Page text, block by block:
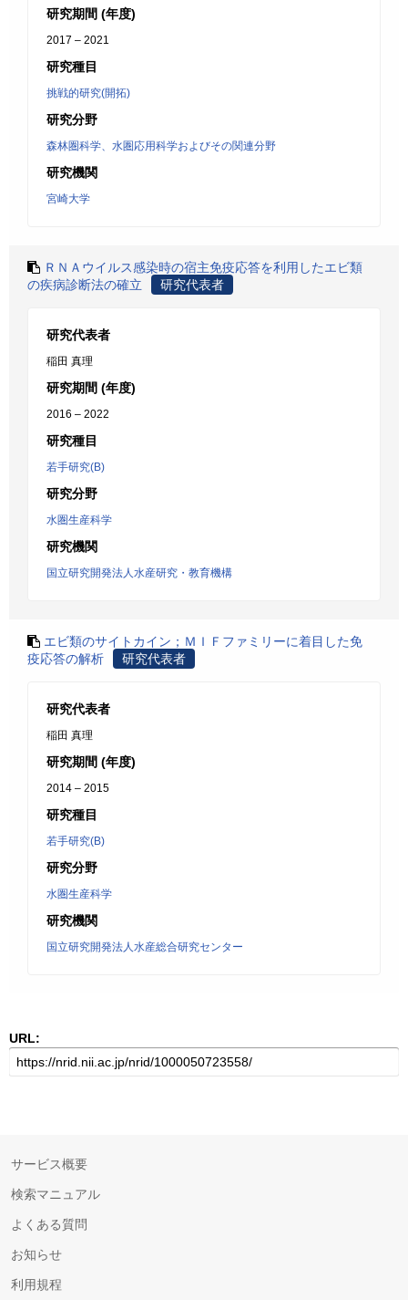
研究期間 (年度)
2017 – 2021
研究種目
挑戦的研究(開拓)
研究分野
森林圏科学、水圏応用科学およびその関連分野
研究機関
宮崎大学
ＲＮＡウイルス感染時の宿主免疫応答を利用したエビ類
の疾病診断法の確立
研究代表者
研究代表者
稲田 真理
研究期間 (年度)
2016 – 2022
研究種目
若手研究(B)
研究分野
水圏生産科学
研究機関
国立研究開発法人水産研究・教育機構
エビ類のサイトカイン；ＭＩＦファミリーに着目した免
疫応答の解析
研究代表者
研究代表者
稲田 真理
研究期間 (年度)
2014 – 2015
研究種目
若手研究(B)
研究分野
水圏生産科学
研究機関
国立研究開発法人水産総合研究センター
URL:
サービス概要
検索マニュアル
よくある質問
お知らせ
利用規程